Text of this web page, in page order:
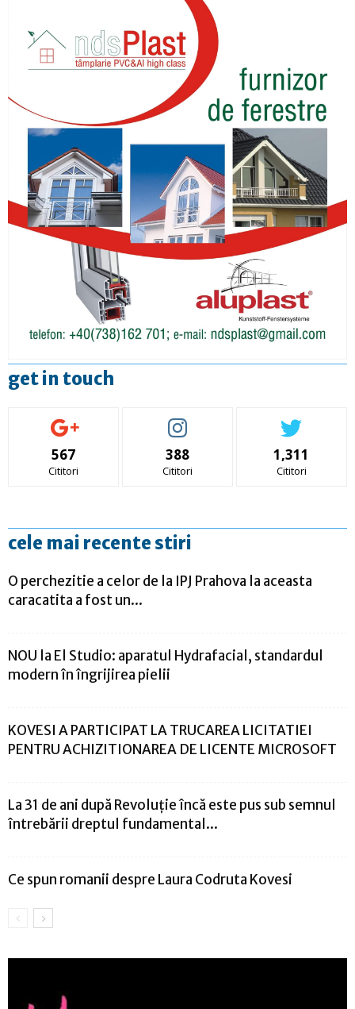
get in touch
567
Cititori
388
Cititori
1,311
Cititori
cele mai recente stiri
O perchezitie a celor de la IPJ Prahova la aceasta
caracatita a fost un...
NOU la El Studio: aparatul Hydrafacial, standardul
modern în îngrijirea pielii
KOVESI A PARTICIPAT LA TRUCAREA LICITATIEI
PENTRU ACHIZITIONAREA DE LICENTE MICROSOFT
La 31 de ani după Revoluție încă este pus sub semnul
întrebării dreptul fundamental...
Ce spun romanii despre Laura Codruta Kovesi